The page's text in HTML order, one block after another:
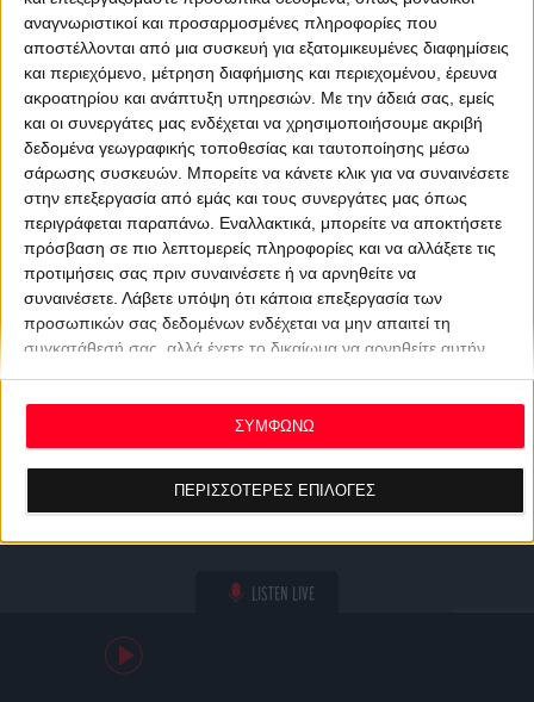
αναγνωριστικοί και προσαρμοσμένες πληροφορίες που
αποστέλλονται από μια συσκευή για εξατομικευμένες διαφημίσεις
και περιεχόμενο, μέτρηση διαφήμισης και περιεχομένου, έρευνα
ακροατηρίου και ανάπτυξη υπηρεσιών. Με την άδειά σας, εμείς
και οι συνεργάτες μας ενδέχεται να χρησιμοποιήσουμε ακριβή
δεδομένα γεωγραφικής τοποθεσίας και ταυτοποίησης μέσω
σάρωσης συσκευών. Μπορείτε να κάνετε κλικ για να συναινέσετε
στην επεξεργασία από εμάς και τους συνεργάτες μας όπως
περιγράφεται παραπάνω. Εναλλακτικά, μπορείτε να αποκτήσετε
πρόσβαση σε πιο λεπτομερείς πληροφορίες και να αλλάξετε τις
προτιμήσεις σας πριν συναινέσετε ή να αρνηθείτε να
συναινέσετε. Λάβετε υπόψη ότι κάποια επεξεργασία των
προσωπικών σας δεδομένων ενδέχεται να μην απαιτεί τη
συγκατάθεσή σας, αλλά έχετε το δικαίωμα να αρνηθείτε αυτήν
ανακαλέσετε τη συγκατάθεσή σας ανά πάσα στιγμή
επιστρέφοντας σε αυτόν τον ιστότοπο και κάνοντας κλικ στο
κουμπί "Απορρήτου" στο κάτω μέρος της ιστοσελίδας.
ΠΕΡΙΣΣΟΤΕΡΕΣ ΕΠΙΛΟΓΕΣ
ΣΥΜΦΩΝΩ
LISTEN LIVE
About Offradio Business Class Terms & Conditions
Privacy Policy
Designed & developed byporcupine colors&Fotis Alexandrou